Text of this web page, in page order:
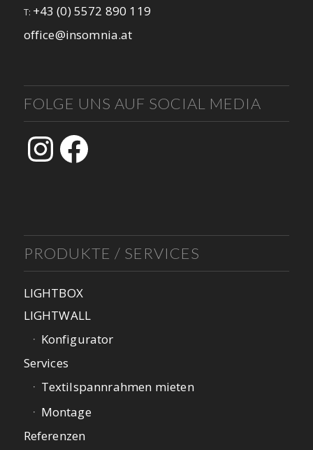
T: +43 (0) 5572 890 119
office@insomnia.at
FOLGE UNS AUF SOCIAL MEDIA
InstagramFacebook
PRODUKTE / SERVICES
LIGHTBOX
LIGHTWALL
Konfigurator
Services
Textilspannrahmen mieten
Montage
Referenzen